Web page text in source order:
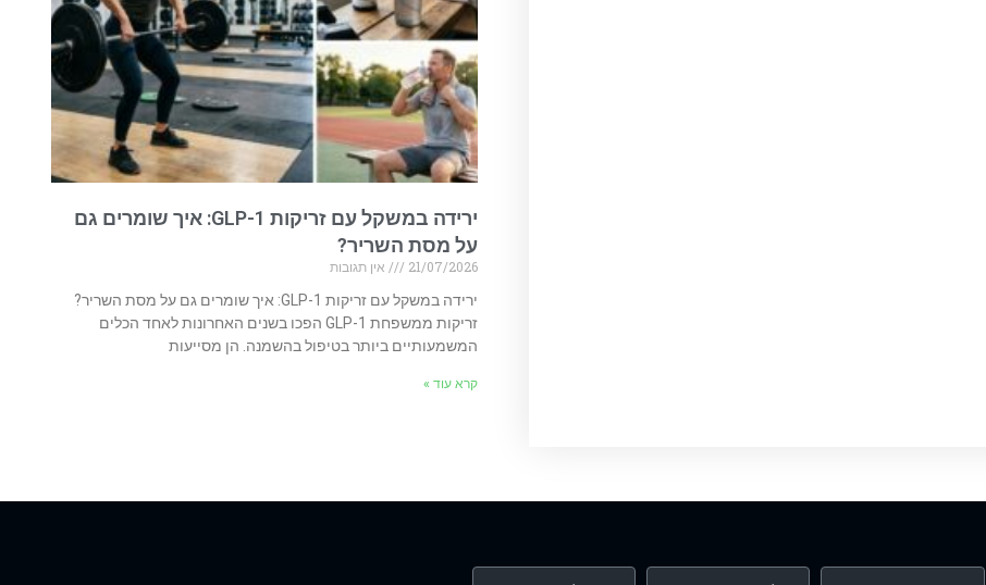
ירידה במשקל עם זריקות GLP-1: איך שומרים גם
על מסת השריר?
21/07/2026
אין תגובות
ירידה במשקל עם זריקות GLP-1: איך שומרים גם על מסת השריר?
זריקות ממשפחת GLP-1 הפכו בשנים האחרונות לאחד הכלים
המשמעותיים ביותר בטיפול בהשמנה. הן מסייעות
קרא עוד »